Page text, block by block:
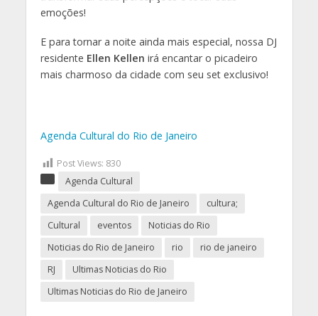
emoções!
E para tornar a noite ainda mais especial, nossa DJ
residente Ellen Kellen irá encantar o picadeiro
mais charmoso da cidade com seu set exclusivo!
Agenda Cultural do Rio de Janeiro
Post Views: 830
Agenda Cultural
Agenda Cultural do Rio de Janeiro
cultura;
Cultural
eventos
Noticias do Rio
Noticias do Rio de Janeiro
rio
rio de janeiro
RJ
Ultimas Noticias do Rio
Ultimas Noticias do Rio de Janeiro